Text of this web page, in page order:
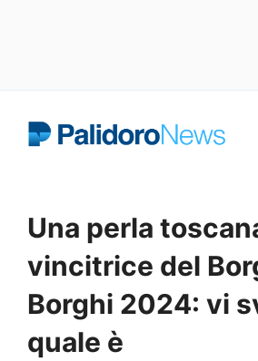
Una perla
vincitrice del
Borghi 2024: vi
quale è